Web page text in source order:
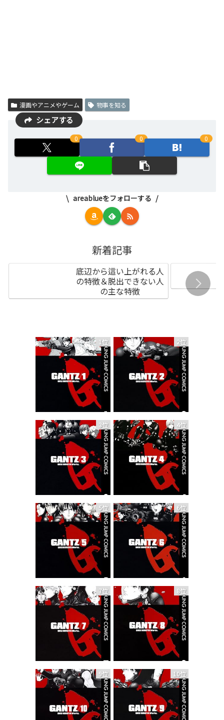
漫画やアニメやゲーム 物事を知る
シェアする
0 0 0
areablueをフォローする
新着記事
底辺から這い上がれる人
の特徴＆脱出できない人
の主な特徴
1位 2位
3位 4位
5位 6位
7位 8位
9位 10位